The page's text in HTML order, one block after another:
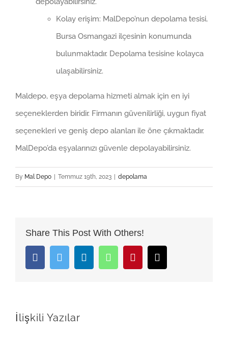
Kolay erişim: MalDepo’nun depolama tesisi,
Bursa Osmangazi ilçesinin konumunda
bulunmaktadır. Depolama tesisine kolayca
ulaşabilirsiniz.
Maldepo, eşya depolama hizmeti almak için en iyi
seçeneklerden biridir. Firmanın güvenilirliği, uygun fiyat
seçenekleri ve geniş depo alanları ile öne çıkmaktadır.
MalDepo’da eşyalarınızı güvenle depolayabilirsiniz.
By Mal Depo Temmuz 19th, 2023 depolama
Share This Post With Others!
FacebookTwitter LinkedInWhatsappPinterest
İlişkili Yazılar